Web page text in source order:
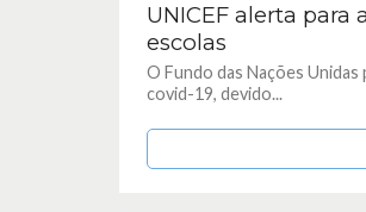
UNICEF alerta
escolas
O Fundo das Nações
covid-19, devido...